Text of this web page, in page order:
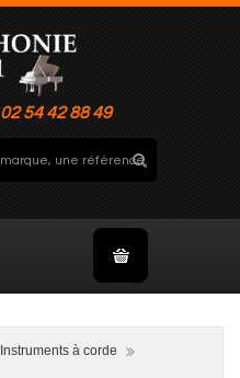
02 54 42 88 49
Instruments à corde